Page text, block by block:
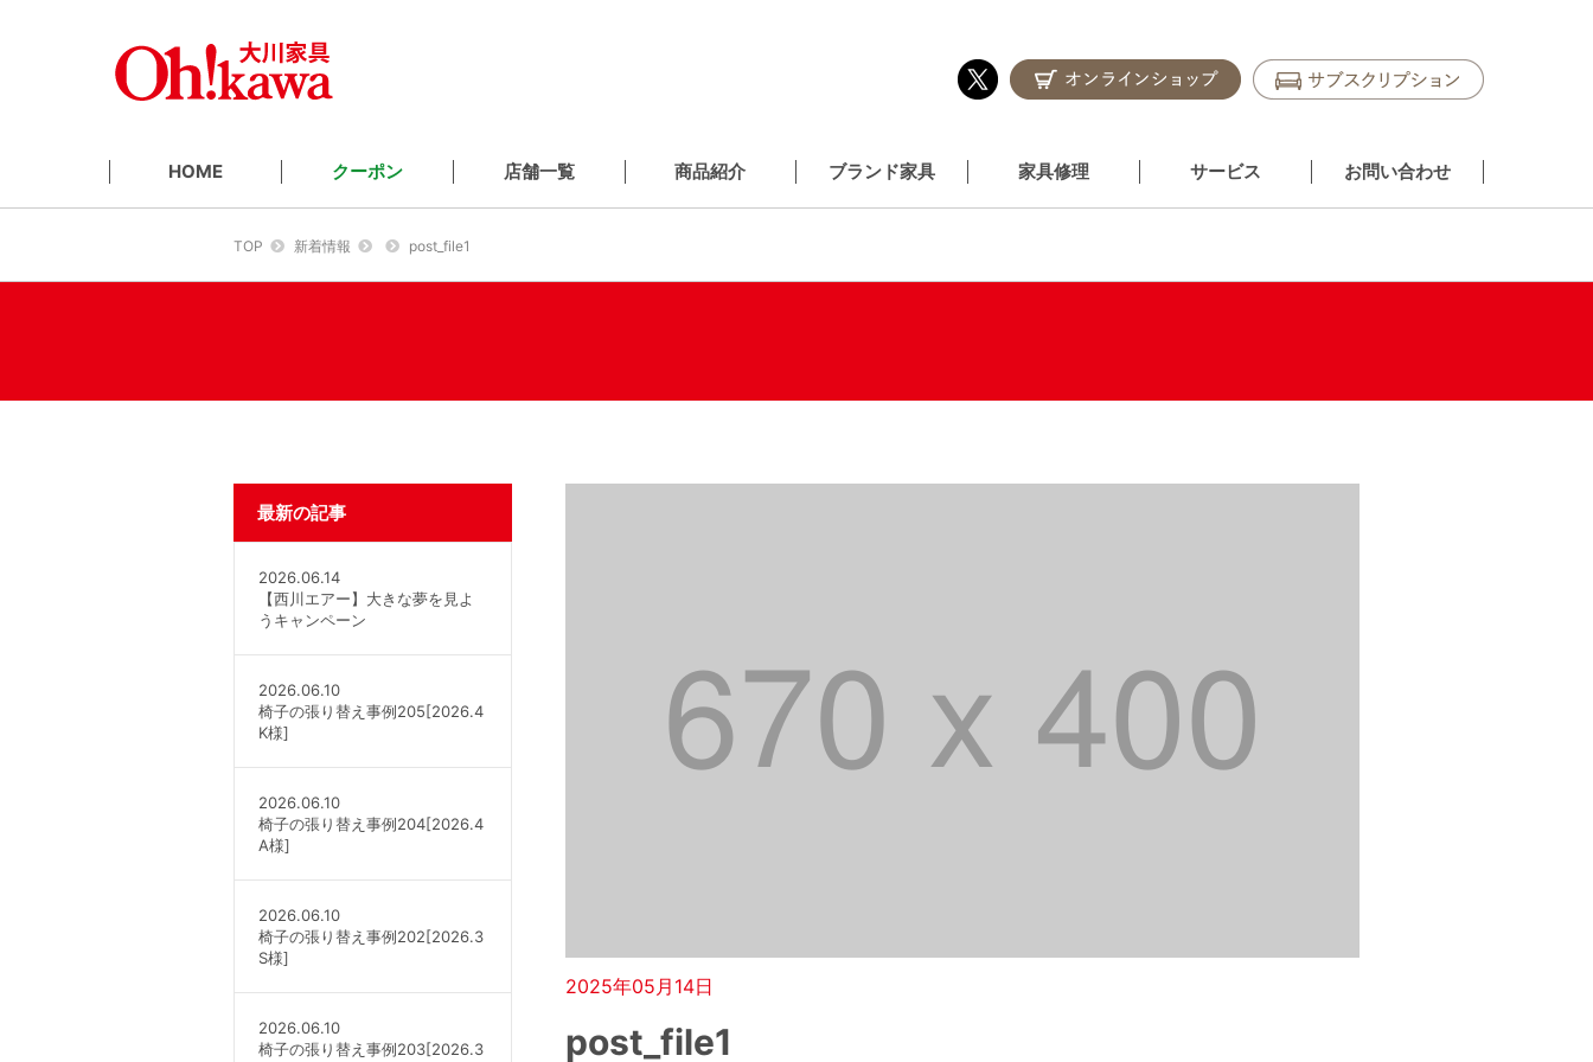
HOME クーポン 店舗一覧 商品紹介 ブランド家具 家具修理 サービス お問い合わせ
TOP 新着情報 post_file1
2025年05月14日
post_file1
最新の記事
2026.06.14
【西川エアー】大きな夢を見よ
うキャンペーン
2026.06.10
椅子の張り替え事例205[2026.4
K様]
2026.06.10
椅子の張り替え事例204[2026.4
A様]
2026.06.10
椅子の張り替え事例202[2026.3
S様]
2026.06.10
椅子の張り替え事例203[2026.3